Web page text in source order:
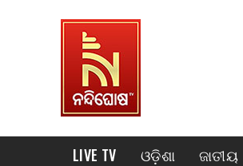
LIVE TV ଓଡ଼ିଶା ଜାତୀୟ